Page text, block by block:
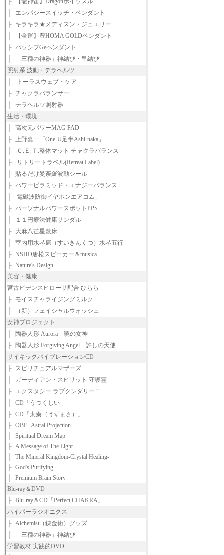
├ エンパシースイッチ・ペンダント
├ キラキラ★メディスン・ジュエリー
├
【金運】豊HOMA GOLDペンダント
├ パッシブGeペンダント
├
「三種の神器」神結び・皇結び
照射系 波動・テラヘルツ
├
トーラスウェブ・ケア
├ チャクラバランサー
├ テラヘルツ照射器
生活・環境
├ 高次元パワーMAG PAD
├ 上野嘉一「One-U足半Ashi-naka」
├
Ｃ.Ｅ.Ｔ.整体マット チャクラバランス
├
リトリートラベル(Retreat Label)
├ 貼るだけ曼荼羅波動シール
├ パワーピラミッド・エナジーバランス
├
電磁波防御イヤホンエアコム」
├ パーソナルパワースポットPPS
├
１１円療法健康サンダル
├ 大麻八芒星敷床
├ 室内用水琴窟（すいきんくつ）水琴五行
├ NSHD唐松スピーカー＆musica
├ Nature's Design
美容・健康
宮古ビデンスピローサ配合 ひらら
├ モイスチャライジングミルク
├
（新）フェイシャルウォッシュ
女神プロジェクト
├ 陶器人形 Aurora 暁の女神
├ 陶器人形 Forgiving Angel 許しの天使
サイキックバイブレーションCD
├ スピリチュアルマザーズ
├ ガーディアン・スピリット 守護霊
├ エクスタシー ラブクンダリーニ
├ CD「うつくしい」
├ CD「太秦（うずまさ）」
├ OBE -Astral Projection-
├ Spiritual Dream Map
├ A Message of The Light
├ The Mineral Kingdom-Crystal Healing-
├ God's Purifying
├ Premium Brain Story
Blu-ray＆DVD
├ Blu-ray＆CD「Perfect CHAKRA」
ハイパーラジオニクス
├ Alchemist（錬金術）グッズ
├
「三種の神器」神結び
学習教材 実践的DVD